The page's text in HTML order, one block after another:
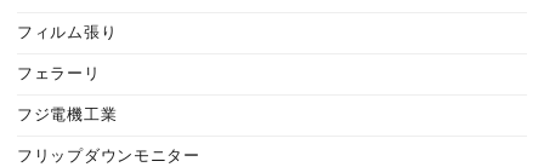
フィルム張り
フェラーリ
フジ電機工業
フリップダウンモニター